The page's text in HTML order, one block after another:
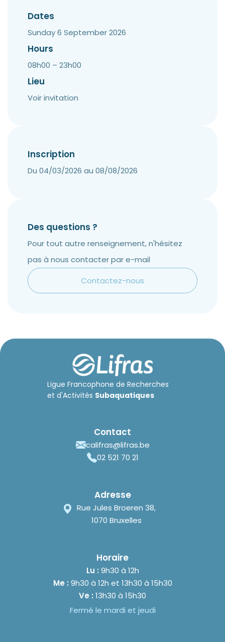
Dates
Sunday 6 September 2026
Hours
08h00 – 23h00
Lieu
Voir invitation
Inscription
Du 04/03/2026 au 08/08/2026
Des questions ?
Pour tout autre renseignement, n'hésitez
pas à nous contacter par e-mail
Contactez-nous
Ligue Francophone de Recherches
et d'Activités Subaquatiques
Contact
califras@lifras.be
02 521 70 21
Adresse
Rue Jules Broeren 38,
1070 Bruxelles
Horaire
Lu : 9h30 à 12h
Me : 9h30 à 12h et 13h30 à 15h30
Ve : 13h30 à 15h30
Fermé le mardi et jeudi